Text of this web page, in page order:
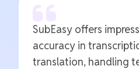
SubEasy offers
accuracy in
translation, handling